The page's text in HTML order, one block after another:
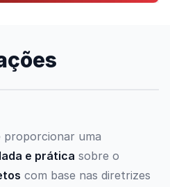
proporcionar uma
e prática sobre o
com base nas diretrizes